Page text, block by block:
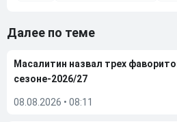
Далее по теме
Масалитин назвал трех
сезоне-2026/27
08.08.2026 • 08:11